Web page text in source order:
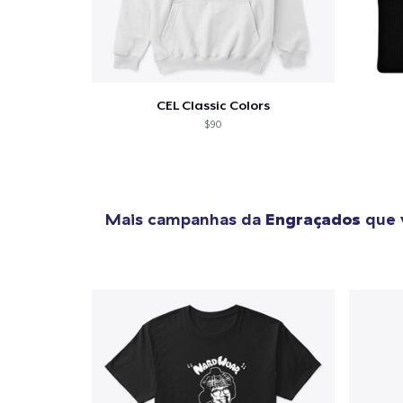
CEL Classic Colors
$90
Mais campanhas da Engraçados que